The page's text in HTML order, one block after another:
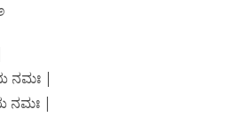
ನಮಃ |
ನಮಃ |